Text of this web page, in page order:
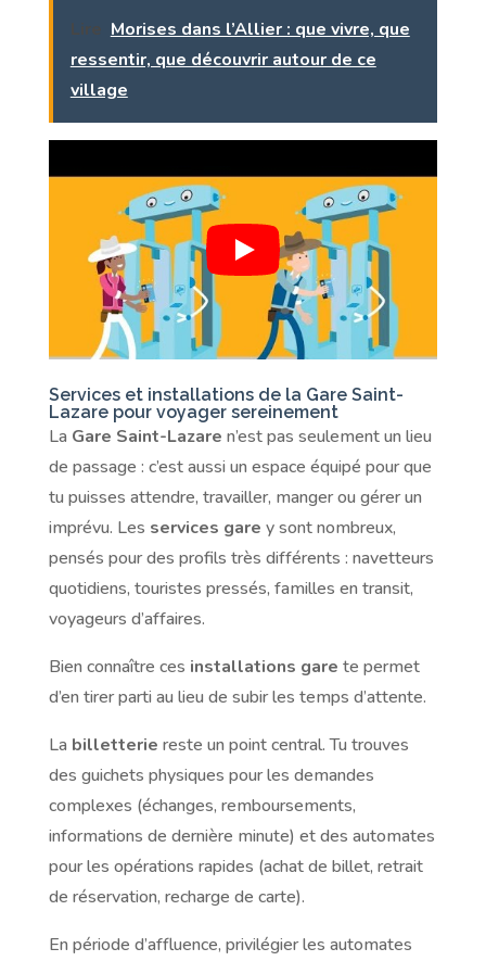
Lire Morises dans l’Allier : que vivre, que
ressentir, que découvrir autour de ce
village
Services et installations de la Gare Saint-
Lazare pour voyager sereinement
La Gare Saint-Lazare n’est pas seulement un lieu
de passage : c’est aussi un espace équipé pour que
tu puisses attendre, travailler, manger ou gérer un
imprévu. Les services gare y sont nombreux,
pensés pour des profils très différents : navetteurs
quotidiens, touristes pressés, familles en transit,
voyageurs d’affaires.
Bien connaître ces installations gare te permet
d’en tirer parti au lieu de subir les temps d’attente.
La billetterie reste un point central. Tu trouves
des guichets physiques pour les demandes
complexes (échanges, remboursements,
informations de dernière minute) et des automates
pour les opérations rapides (achat de billet, retrait
de réservation, recharge de carte).
En période d’affluence, privilégier les automates